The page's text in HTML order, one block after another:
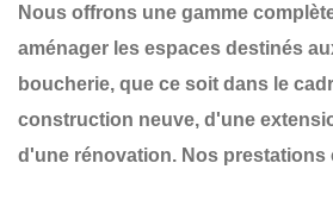
Nous offrons une gamme
aménager les espaces destinés
boucherie, que ce soit dans le
construction neuve, d'une
d'une rénovation. Nos prestations